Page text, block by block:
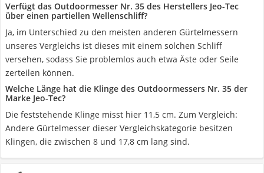
Verfügt das Outdoormesser Nr. 35 des Herstellers Jeo-Tec
über einen partiellen Wellenschliff?
Ja, im Unterschied zu den meisten anderen Gürtelmessern
unseres Vergleichs ist dieses mit einem solchen Schliff
versehen, sodass Sie problemlos auch etwa Äste oder Seile
zerteilen können.
Welche Länge hat die Klinge des Outdoormessers Nr. 35 der
Marke Jeo-Tec?
Die feststehende Klinge misst hier 11,5 cm. Zum Vergleich:
Andere Gürtelmesser dieser Vergleichskategorie besitzen
Klingen, die zwischen 8 und 17,8 cm lang sind.